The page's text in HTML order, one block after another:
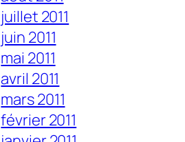
juillet 2011
juin 2011
mai 2011
avril 2011
mars 2011
février 2011